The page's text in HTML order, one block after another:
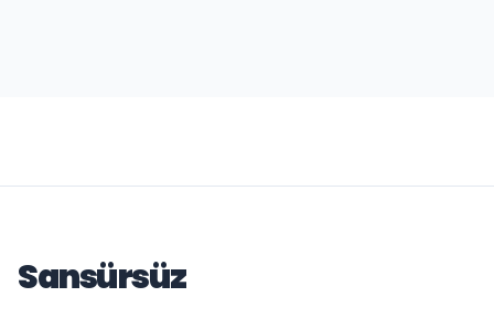
Sansürsüz